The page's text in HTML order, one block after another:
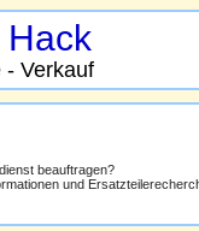
Hack
- Verkauf
beauftragen?
und